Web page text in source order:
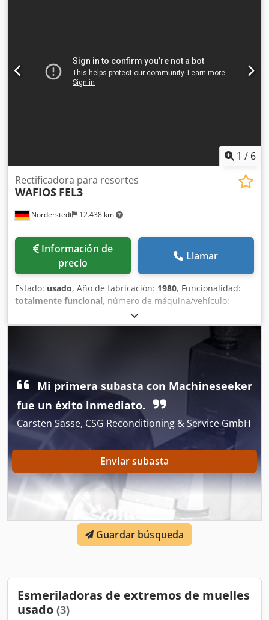
en stock Más de 15.000 m² de superficie de almacén,
capacidad de grúa de 70 t Más de 10.000 artículos de
accesorios para su taller ¿Desea vender máquinas, líneas
1 / 6
Norderstedt 12.438 km
Rectificadora para resortes
WAFIOS FEL3
Información de
precio
Llamar
Estado: usado, Año de fabricación: 1980, Funcionalidad:
totalmente funcional, número de máquina/vehículo:
, Oferta No.: D30L/7913 Tipo de maquina:
rectificadora para resortes Marca: WAFIOS Tipo: FEL3 Ano:
1980 diámetro del alambre: 2-10 mm diá. de resorte: 120
mm largo de resorte: 10 - 240 mm Sitio: Nuestros almacén
Mi primera subasta con Machineseeker
fue un éxito inmediato.
Carsten Sasse, CSG Reconditioning & Service GmbH
Enviar subasta
Guardar búsqueda
Esmeriladoras de extremos de muelles
usado (3)